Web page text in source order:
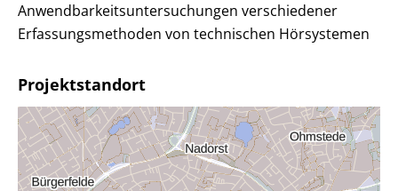
Anwendbarkeitsuntersuchungen verschiedener
Erfassungsmethoden von technischen Hörsystemen
Projektstandort